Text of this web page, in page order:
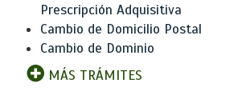
Prescripción Adquisitiva
Cambio de Domicilio Postal
Cambio de Dominio
MÁS TRÁMITES